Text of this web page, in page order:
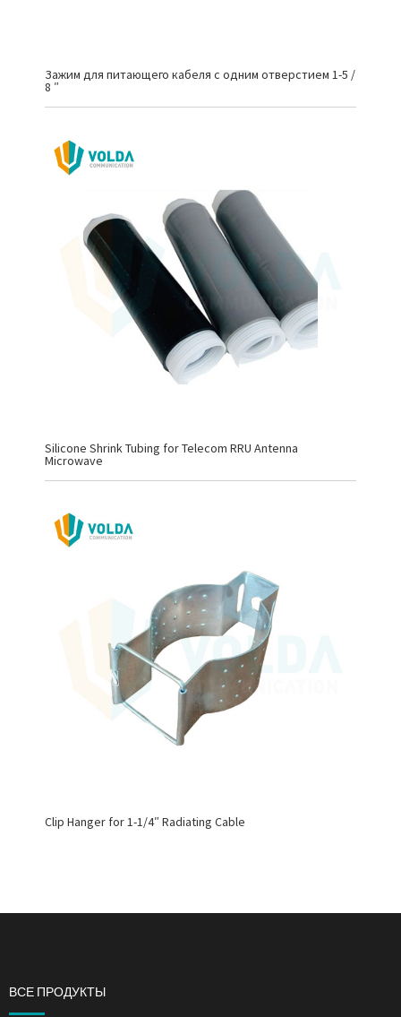
Зажим для питающего кабеля с одним отверстием 1-5 /
8 ″
Silicone Shrink Tubing for Telecom RRU Antenna
Microwave
Clip Hanger for 1-1/4″ Radiating Cable
ВСЕ ПРОДУКТЫ